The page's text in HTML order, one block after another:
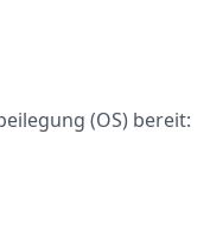
(OS) bereit: